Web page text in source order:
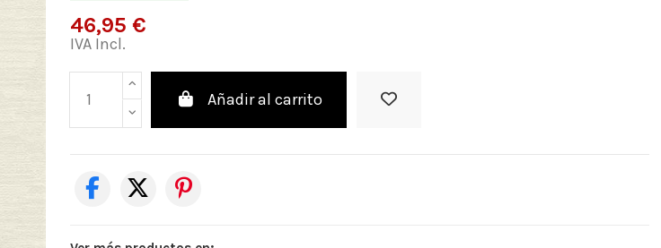
46,95 €
IVA Incl.
Añadir al carrito